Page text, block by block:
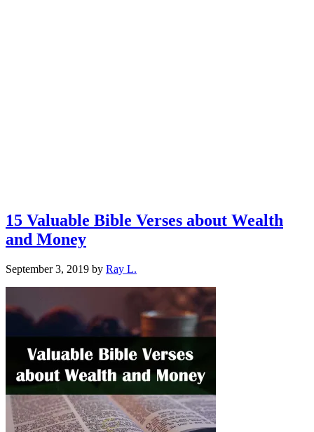
15 Valuable Bible Verses about Wealth
and Money
September 3, 2019 by Ray L.